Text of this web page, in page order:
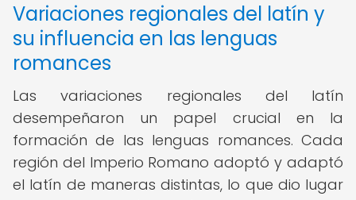
Variaciones regionales del latín y
su influencia en las lenguas
romances
Las variaciones regionales del latín
desempeñaron un papel crucial en la
formación de las lenguas romances. Cada
región del Imperio Romano adoptó y adaptó
el latín de maneras distintas, lo que dio lugar